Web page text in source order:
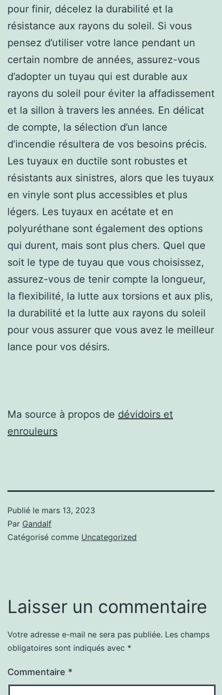
pour finir, décelez la durabilité et la
résistance aux rayons du soleil. Si vous
pensez d’utiliser votre lance pendant un
certain nombre de années, assurez-vous
d’adopter un tuyau qui est durable aux
rayons du soleil pour éviter la affadissement
et la sillon à travers les années. En délicat
de compte, la sélection d’un lance
d’incendie résultera de vos besoins précis.
Les tuyaux en ductile sont robustes et
résistants aux sinistres, alors que les tuyaux
en vinyle sont plus accessibles et plus
légers. Les tuyaux en acétate et en
polyuréthane sont également des options
qui durent, mais sont plus chers. Quel que
soit le type de tuyau que vous choisissez,
assurez-vous de tenir compte la longueur,
la flexibilité, la lutte aux torsions et aux plis,
la durabilité et la lutte aux rayons du soleil
pour vous assurer que vous avez le meilleur
lance pour vos désirs.
Ma source à propos de dévidoirs et
enrouleurs
Publié le mars 13, 2023
Par Gandalf
Catégorisé comme Uncategorized
Laisser un commentaire
Votre adresse e-mail ne sera pas publiée. Les champs
obligatoires sont indiqués avec *
Commentaire *